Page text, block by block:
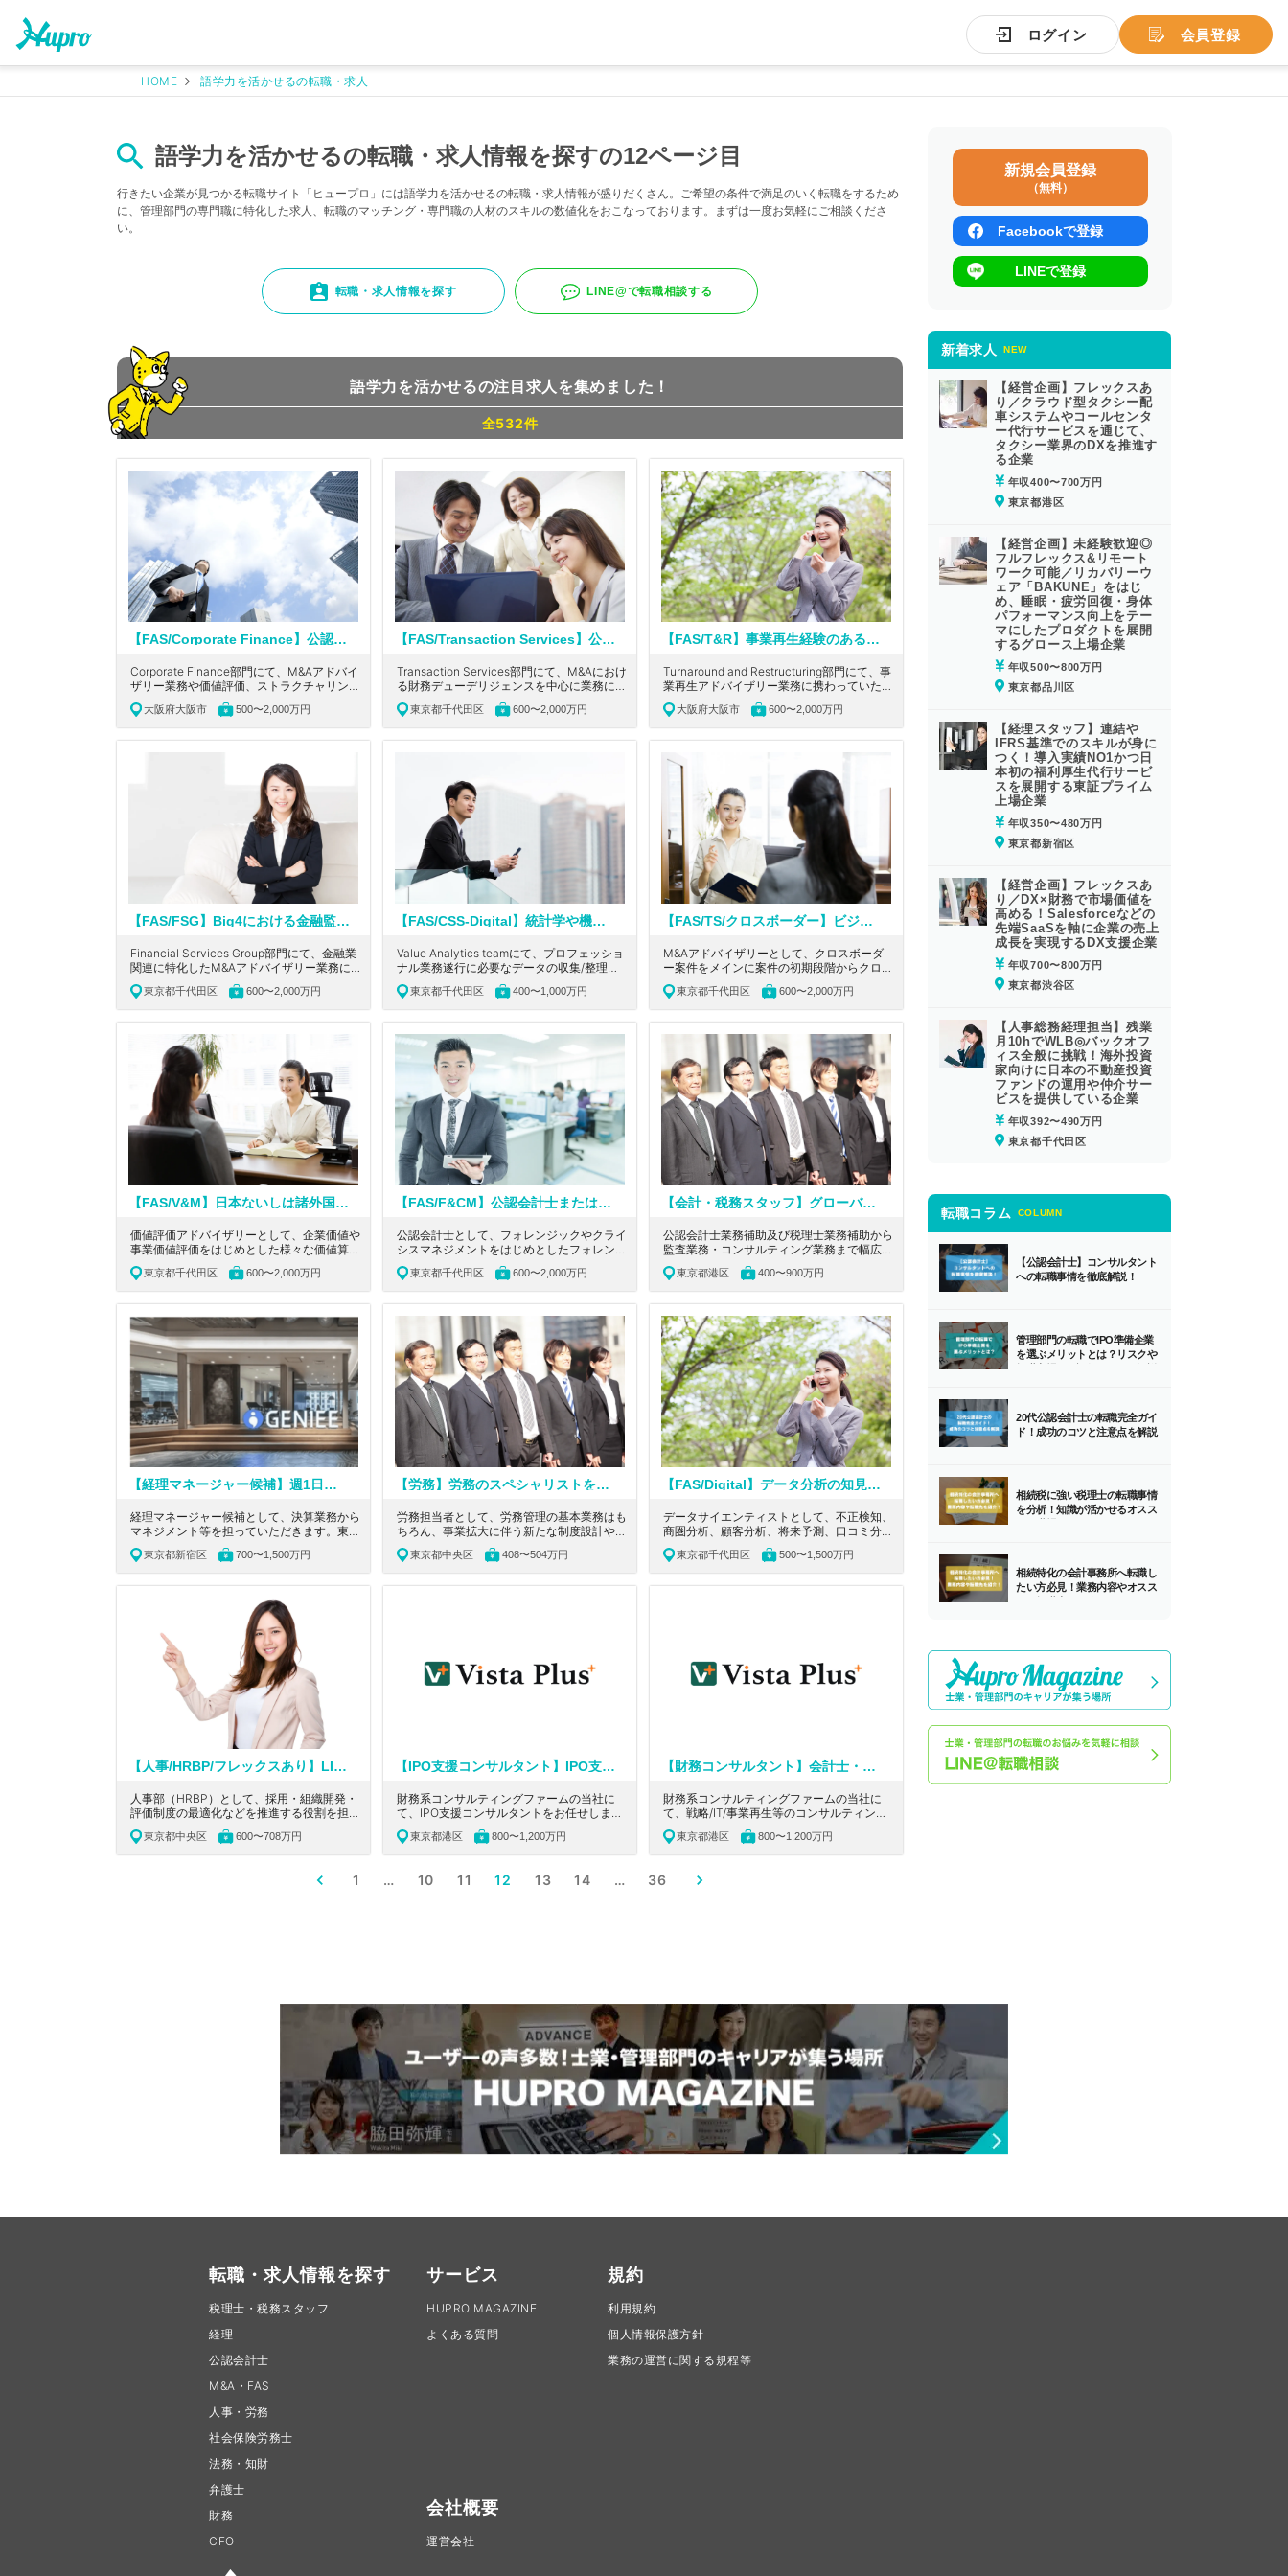
ログイン 会員登録
HOME 語学力を活かせるの転職・求人
語学力を活かせるの転職・求人情報を探すの12ページ目
行きたい企業が見つかる転職サイト「ヒュープロ」には語学力を活かせるの転職・求人情報が盛りだくさん。ご希望の条件で満足のいく転職をするため
に、管理部門の専門職に特化した求人、転職のマッチング・専門職の人材のスキルの数値化をおこなっております。まずは一度お気軽にご相談くださ
い。
転職・求人情報を探す LINE@で転職相談する
語学力を活かせるの注目求人を集めました！
全532件
【FAS/Corporate Finance】公認会計士もしくはUSCPA必須！英語を活かせる！ワンストップでソリューションを提供している大手会計系コンサルティングファーム
Corporate Finance部門にて、M&Aアドバイ
ザリー業務や価値評価、ストラクチャリング
に携わっていただきます。大阪市中央区にあ
る、ワンストップで統合的にソリューション
を提供している大手会計系コンサルティング
ファームの求人です。
大阪府大阪市 500〜2,000万円
【FAS/Transaction Services】公認会計士もしくはUSCPA必須！英語を活かせる！ワンストップでソリューションを提供している大手会計系コンサルティングファーム
Transaction Services部門にて、M&Aにおけ
る財務デューデリジェンスを中心に業務に携
わっていただきます。東京都千代田区にあ
る、ワンストップで統合的にソリューション
を提供している大手会計系コンサルティング
ファームの求人です。
東京都千代田区 600〜2,000万円
【FAS/T&R】事業再生経験のある公認会計士もしくはUSCPA有資格者歓迎！ワンストップでソリューションを提供している大手会計系コンサルティングファーム
Turnaround and Restructuring部門にて、事
業再生アドバイザリー業務に携わっていただ
きます。大阪市中央区にある、ワンストップ
で統合的にソリューションを提供している大
手会計系コンサルティングファームの求人で
す。
大阪府大阪市 600〜2,000万円
【FAS/FSG】Big4における金融監査の経験者募集！英語を活かせる！ワンストップでソリューションを提供している大手会計系コンサルティングファーム
Financial Services Group部門にて、金融業
関連に特化したM&Aアドバイザリー業務に
携わっていただきます。東京都千代田区にあ
るワンストップでソリューションを提供して
いる大手会計系コンサルティングファームの
求人です。
東京都千代田区 600〜2,000万円
【FAS/CSS-Digital】統計学や機械学習に関する知見のある方歓迎！英語を活かせる！ワンストップでソリューションを提供している大手会計系コンサルティングファーム
Value Analytics teamにて、プロフェッショ
ナル業務遂行に必要なデータの収集/整理な
ど業務を中心に、幅広い職務に携わっていた
だきます。東京都千代田区にある、大手会計
系コンサルティングファームの求人です。
東京都千代田区 400〜1,000万円
【FAS/TS/クロスボーダー】ビジネスレベルの英語力のある公認会計士もしくはUSCPA有資格者歓迎！国内外のネットワークで企業の経営課題を総合的に解決する大手会計系コンサルティングファーム
M&Aアドバイザリーとして、クロスボーダ
ー案件をメインに案件の初期段階からクロー
ジング後のサポートまで一気通貫でご担当い
ただきます。東京都千代田区にある、大手会
計系コンサルティングファームの求人です。
東京都千代田区 600〜2,000万円
【FAS/V&M】日本ないしは諸外国の公認会計士の有資格者募集！監査経験優遇！国内外のネットワークで企業の経営課題を総合的に解決する大手会計系コンサルティングファーム
価値評価アドバイザリーとして、企業価値や
事業価値評価をはじめとした様々な価値算定
をご担当頂きます。東京都千代田区にある、
国内外のネットワークで企業の経営課題を総
合的に解決する大手会計系コンサルティング
ファームの求人です。
東京都千代田区 600〜2,000万円
【FAS/F&CM】公認会計士またはUSCPAの資格をお持ちの方募集！監査経験、事業会社経験歓迎！国内外のネットワークで企業の経営課題を総合的に解決する大手会計系コンサルティングファーム
公認会計士として、フォレンジックやクライ
シスマネジメントをはじめとしたフォレンジ
ックサービスに携わっていただきます。東京
都千代田区にある、国内外のネットワークで
企業の経営課題を総合的に解決する大手会計
系コンサルティングファームの求人です。
東京都千代田区 600〜2,000万円
【会計・税務スタッフ】グローバルに活躍できる環境！国内税務、国際税務、自分の希望に応じて勤務可能！USCPA歓迎！残業が少なくワークライフバランスも重視した税理士法人
公認会計士業務補助及び税理士業務補助から
監査業務・コンサルティング業務まで幅広い
業務を行って頂きます。東京都港区にある、
グローバルに活躍できる環境！USCPA歓
迎！国内税務、国際税務などを経験でき、成
長できる環境で働ける税理士法人。
東京都港区 400〜900万円
【経理マネージャー候補】週1日リモート可能／グロース上場！独自開発したマーケティングツールを通じて、国内外問わず事業拡大を続けている売上高80億円のプライム鞍替えを目指すグロース上場企業
経理マネージャー候補として、決算業務から
マネジメント等を担っていただきます。東京
都新宿区にあるグロース市場！世界的なテク
ノロジーカンパニーを目指す！アジアに複数
拠点を有するマーケティングテクノロジー企
業の求人です。
東京都新宿区 700〜1,500万円
【労務】労務のスペシャリストを目指せる！LINEヤフー株式会社の子会社でありながら上場準備中！月間3,000万人以上のユーザーが使用する商品比較サービスを展開するベンチャー企業
労務担当者として、労務管理の基本業務はも
ちろん、事業拡大に伴う新たな制度設計や人
事戦略の立案にも携わっていただきます。東
京都中央区にある、商品比較サービスを展開
するベンチャー企業の求人
東京都中央区 408〜504万円
【FAS/Digital】データ分析の知見のある方募集！英語力を活かせる！国内外のネットワークで企業の経営課題を総合的に解決する大手会計系コンサルティングファーム
データサイエンティストとして、不正検知、
商圏分析、顧客分析、将来予測、口コミ分
析、デジタルマーケティング等をご担当頂き
ます。東京都千代田区にある、企業の経営課
題を総合的に解決する大手会計系コンサルテ
ィングファームの求人です。
東京都千代田区 500〜1,500万円
【人事/HRBP/フレックスあり】LINEヤフー株式会社の子会社でありながら上場準備中！8つの国・地域へ海外展開しており、月間3,000万人以上のユーザーが使用する国内最大級の商品比較サービス「mybest」を展開するベンチャー企業
人事部（HRBP）として、採用・組織開発・
評価制度の最適化などを推進する役割を担っ
ていただきます。東京都中央区にある、月間
3,000万人以上のユーザーが使用する国内最
大級の商品比較サービス「mybest」を展開
東京都中央区 600〜708万円
【IPO支援コンサルタント】IPO支援経験or会計士資格お持ちの方必見！リモートワーク・フレックス制度有り！戦略/IT/事業再生など幅広い案件を手掛ける財務系コンサルティングファーム
財務系コンサルティングファームの当社に
て、IPO支援コンサルタントをお任せしま
す。東京、福岡、熊本にある、IPO支援経験
or会計士資格お持ちの方必見！財務・税務ス
キル、経営に関する知見やスキルを身につけ
東京都港区 800〜1,200万円
【財務コンサルタント】会計士・税理士資格お持ちの方必見！フレックス制度有り！戦略/IT/事業再生など幅広い案件を手がける財務系コンサルティングファーム
財務系コンサルティングファームの当社に
て、戦略/IT/事業再生等のコンサルティング
をお任せします。東京、福岡、熊本にある、
会計士・税理士資格お持ちの方必見！フレッ
クス制度有り！得意を見つけて専門性を付け
東京都港区 800〜1,200万円
1 … 10 11 12 13 14 … 36
新規会員登録
（無料）
Facebookで登録
LINEで登録
新着求人 NEW
【経営企画】フレックスあ
り／クラウド型タクシー配
車システムやコールセンタ
ー代行サービスを通じて、
タクシー業界のDXを推進す
る企業
年収400〜700万円
東京都港区
【経営企画】未経験歓迎◎
フルフレックス&リモート
ワーク可能／リカバリーウ
ェア「BAKUNE」をはじ
め、睡眠・疲労回復・身体
パフォーマンス向上をテー
マにしたプロダクトを展開
するグロース上場企業
年収500〜800万円
東京都品川区
【経理スタッフ】連結や
IFRS基準でのスキルが身に
つく！導入実績NO1かつ日
本初の福利厚生代行サービ
スを展開する東証プライム
上場企業
年収350〜480万円
東京都新宿区
【経営企画】フレックスあ
り／DX×財務で市場価値を
高める！Salesforceなどの
先端SaaSを軸に企業の売上
成長を実現するDX支援企業
年収700〜800万円
東京都渋谷区
【人事総務経理担当】残業
月10hでWLB◎バックオフ
ィス全般に挑戦！海外投資
家向けに日本の不動産投資
ファンドの運用や仲介サー
ビスを提供している企業
年収392〜490万円
東京都千代田区
転職コラム COLUMN
【公認会計士】コンサルタント
への転職事情を徹底解説！
管理部門の転職でIPO準備企業
を選ぶメリットとは？リスクや
20代公認会計士の転職完全ガイ
ド！成功のコツと注意点を解説
相続税に強い税理士の転職事情
を分析！知識が活かせるオスス
相続特化の会計事務所へ転職し
たい方必見！業務内容やオスス
転職・求人情報を探す
税理士・税務スタッフ
経理
公認会計士
M&A・FAS
人事・労務
社会保険労務士
法務・知財
弁護士
財務
CFO
サービス
HUPRO MAGAZINE
よくある質問
会社概要
運営会社
規約
利用規約
個人情報保護方針
業務の運営に関する規程等